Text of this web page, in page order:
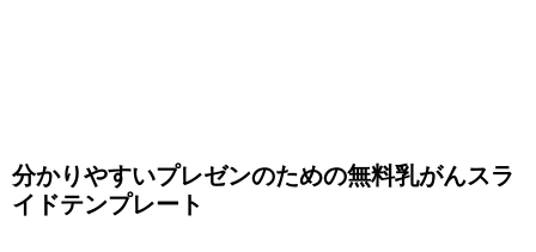
分かりやすいプレゼンのための無料乳がんスラ
イドテンプレート